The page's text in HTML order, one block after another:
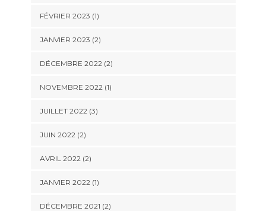
FÉVRIER 2023 (1)
JANVIER 2023 (2)
DÉCEMBRE 2022(2)
NOVEMBRE 2022(1)
JUILLET 2022(3)
JUIN 2022(2)
AVRIL 2022(2)
JANVIER 2022(1)
DÉCEMBRE 2021 (2)